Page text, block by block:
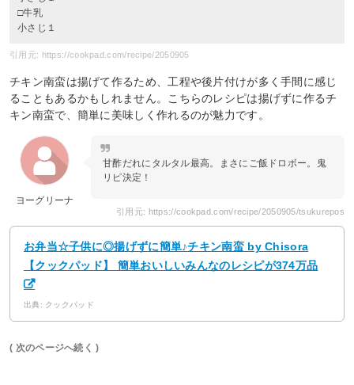
□牛乳
小さじ１
引用元: https://cookpad.com/recipe/2050905
チキン南蛮は揚げて作るため、工程や後片付けが多く手間に感じ
ることもあるかもしれません。こちらのレシピは揚げずに作るチ
キン南蛮で、簡単に美味しく作れるのが魅力です。
ヨーグリーナ
甘酢だれにタルタル最高。まさにご飯ドロボー。鬼
リピ決定！
引用元: https://cookpad.com/recipe/2050905/tsukurepos
お弁当☆子供に◎揚げずに簡単♪チキン南蛮 by Chisora
【クックパッド】 簡単おいしいみんなのレシピが374万品
出典: クックパッド
( 次のページへ続く )